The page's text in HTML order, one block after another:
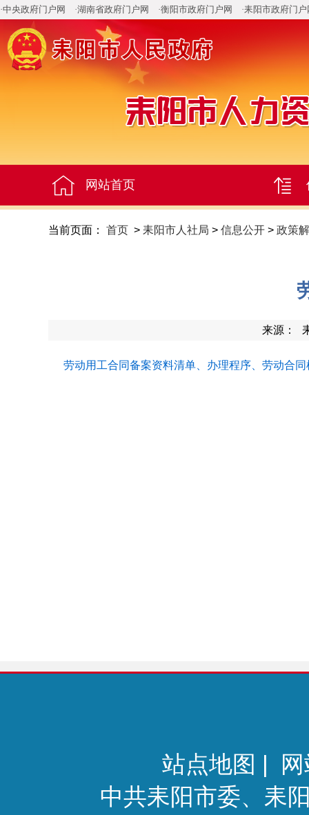
·中央政府门户网 ·湖南省政府门户网 ·衡阳市政府门户网 ·耒阳市政府门户
网站首页
当前页面： 首页 > 耒阳市人社局 > 信息公开 > 政策
来源：
劳动用工合同备案资料清单、办理程序、劳动合同
站点地图 |
中共耒阳市委、